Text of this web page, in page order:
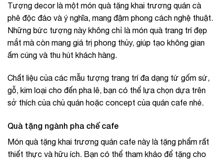
Tượng decor là một món quà tặng khai trương quán cà
phê độc đáo và ý nghĩa, mang đậm phong cách nghệ thuật.
Những bức tượng này không chỉ là món quà trang trí đẹp
mắt mà còn mang giá trị phong thủy, giúp tạo không gian
ấm cúng và thu hút khách hàng.
Chất liệu của các mẫu tượng trang trí đa dạng từ gốm sứ,
gỗ, kim loại cho đến pha lê, bạn có thể lựa chọn dựa trên
sở thích của chủ quán hoặc concept của quán cafe nhé.
Quà tặng ngành pha chế cafe
Món quà tặng khai trương quán cafe này là tặng phẩm rất
thiết thực và hữu ích. Bạn có thể tham khảo để tặng cho